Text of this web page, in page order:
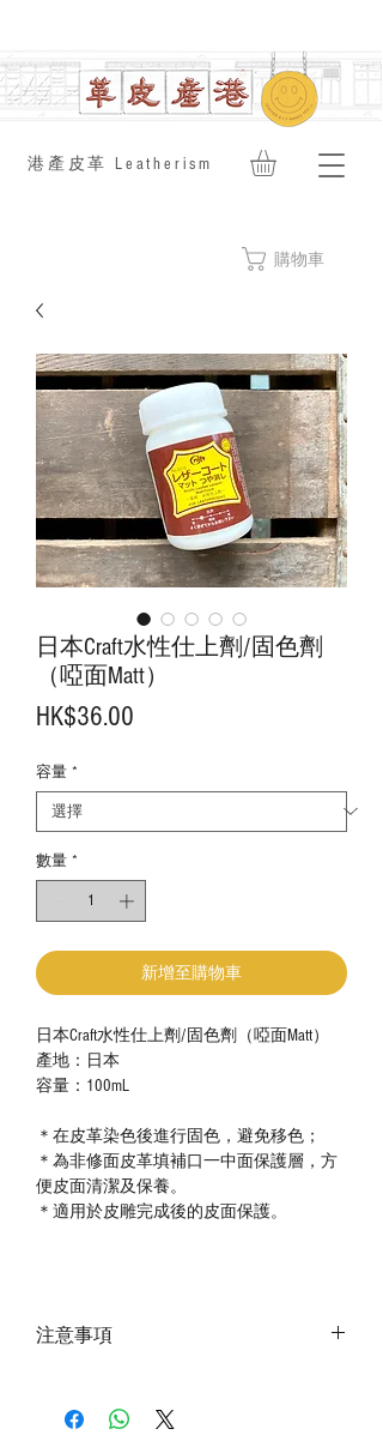
​港產皮革 Leatherism
購物車
日本Craft水性仕上劑/固色劑
（啞面Matt）
HK$36.00
容量 *
數量 *
新增至購物車
日本Craft水性仕上劑/固色劑（啞面Matt）
產地：日本
容量：100mL
＊在皮革染色後進行固色，避免移色；
＊為非修面皮革填補口一中面保護層，方
便皮面清潔及保養。
＊適用於皮雕完成後的皮面保護。
注意事項
－ 此產品含有細小配件、尖銳物件，恕不